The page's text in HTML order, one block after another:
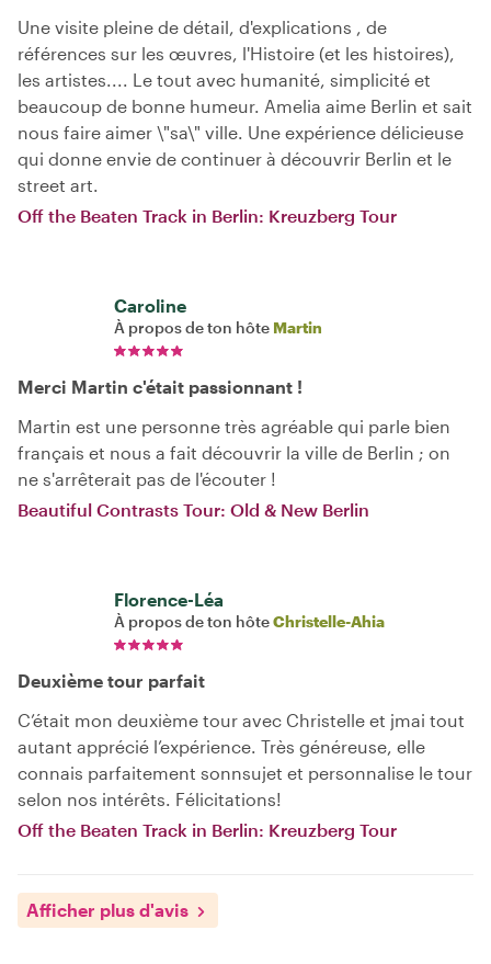
Une visite pleine de détail, d'explications , de
références sur les œuvres, l'Histoire (et les histoires),
les artistes.... Le tout avec humanité, simplicité et
beaucoup de bonne humeur. Amelia aime Berlin et sait
nous faire aimer \"sa\" ville. Une expérience délicieuse
qui donne envie de continuer à découvrir Berlin et le
street art.
Off the Beaten Track in Berlin: Kreuzberg Tour
Caroline
À propos de ton hôte Martin
Merci Martin c'était passionnant !
Martin est une personne très agréable qui parle bien
français et nous a fait découvrir la ville de Berlin ; on
ne s'arrêterait pas de l'écouter !
Beautiful Contrasts Tour: Old & New Berlin
Florence-Léa
À propos de ton hôteChristelle-Ahia
Deuxième tour parfait
C’était mon deuxième tour avec Christelle et jmai tout
autant apprécié l’expérience. Très généreuse, elle
connais parfaitement sonnsujet et personnalise le tour
selon nos intérêts. Félicitations!
Off the Beaten Track in Berlin: Kreuzberg Tour
Afficher plus d'avis